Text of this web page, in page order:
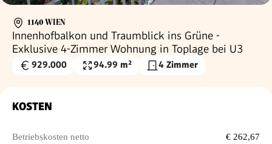
1140 WIEN
Innenhofbalkon und Traumblick ins Grüne -
Exklusive 4-Zimmer Wohnung in Toplage bei U3
Kaufpreis
929.000
Wohnfläche
94.99 m² 4 Zimmer
KOSTEN
Betriebskosten netto € 262,67